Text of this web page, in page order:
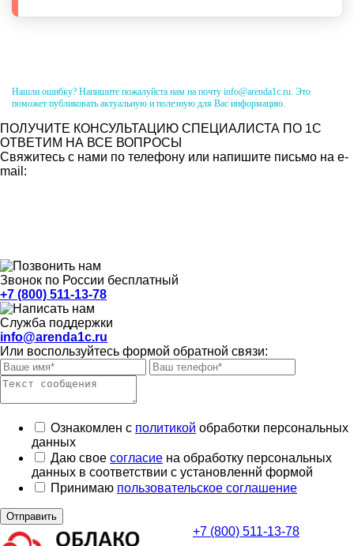
Нашли ошибку? Напишите пожалуйста нам на почту info@arenda1c.ru. Это
поможет публиковать актуальную и полезную для Вас информацию.
ПОЛУЧИТЕ КОНСУЛЬТАЦИЮ СПЕЦИАЛИСТА ПО 1С
ОТВЕТИМ НА ВСЕ ВОПРОСЫ
Свяжитесь с нами по телефону или напишите письмо на e-
mail:
Звонок по России бесплатный
+7 (800) 511-13-78
Служба поддержки
info@arenda1c.ru
Или воспользуйтесь формой обратной связи:
Ознакомлен с политикой обработки персональных
данных
Даю свое согласие на обработку персональных
данных в соответствии с установленнй формой
Принимаю пользовательское соглашение
Отправить
+7 (800) 511-13-78